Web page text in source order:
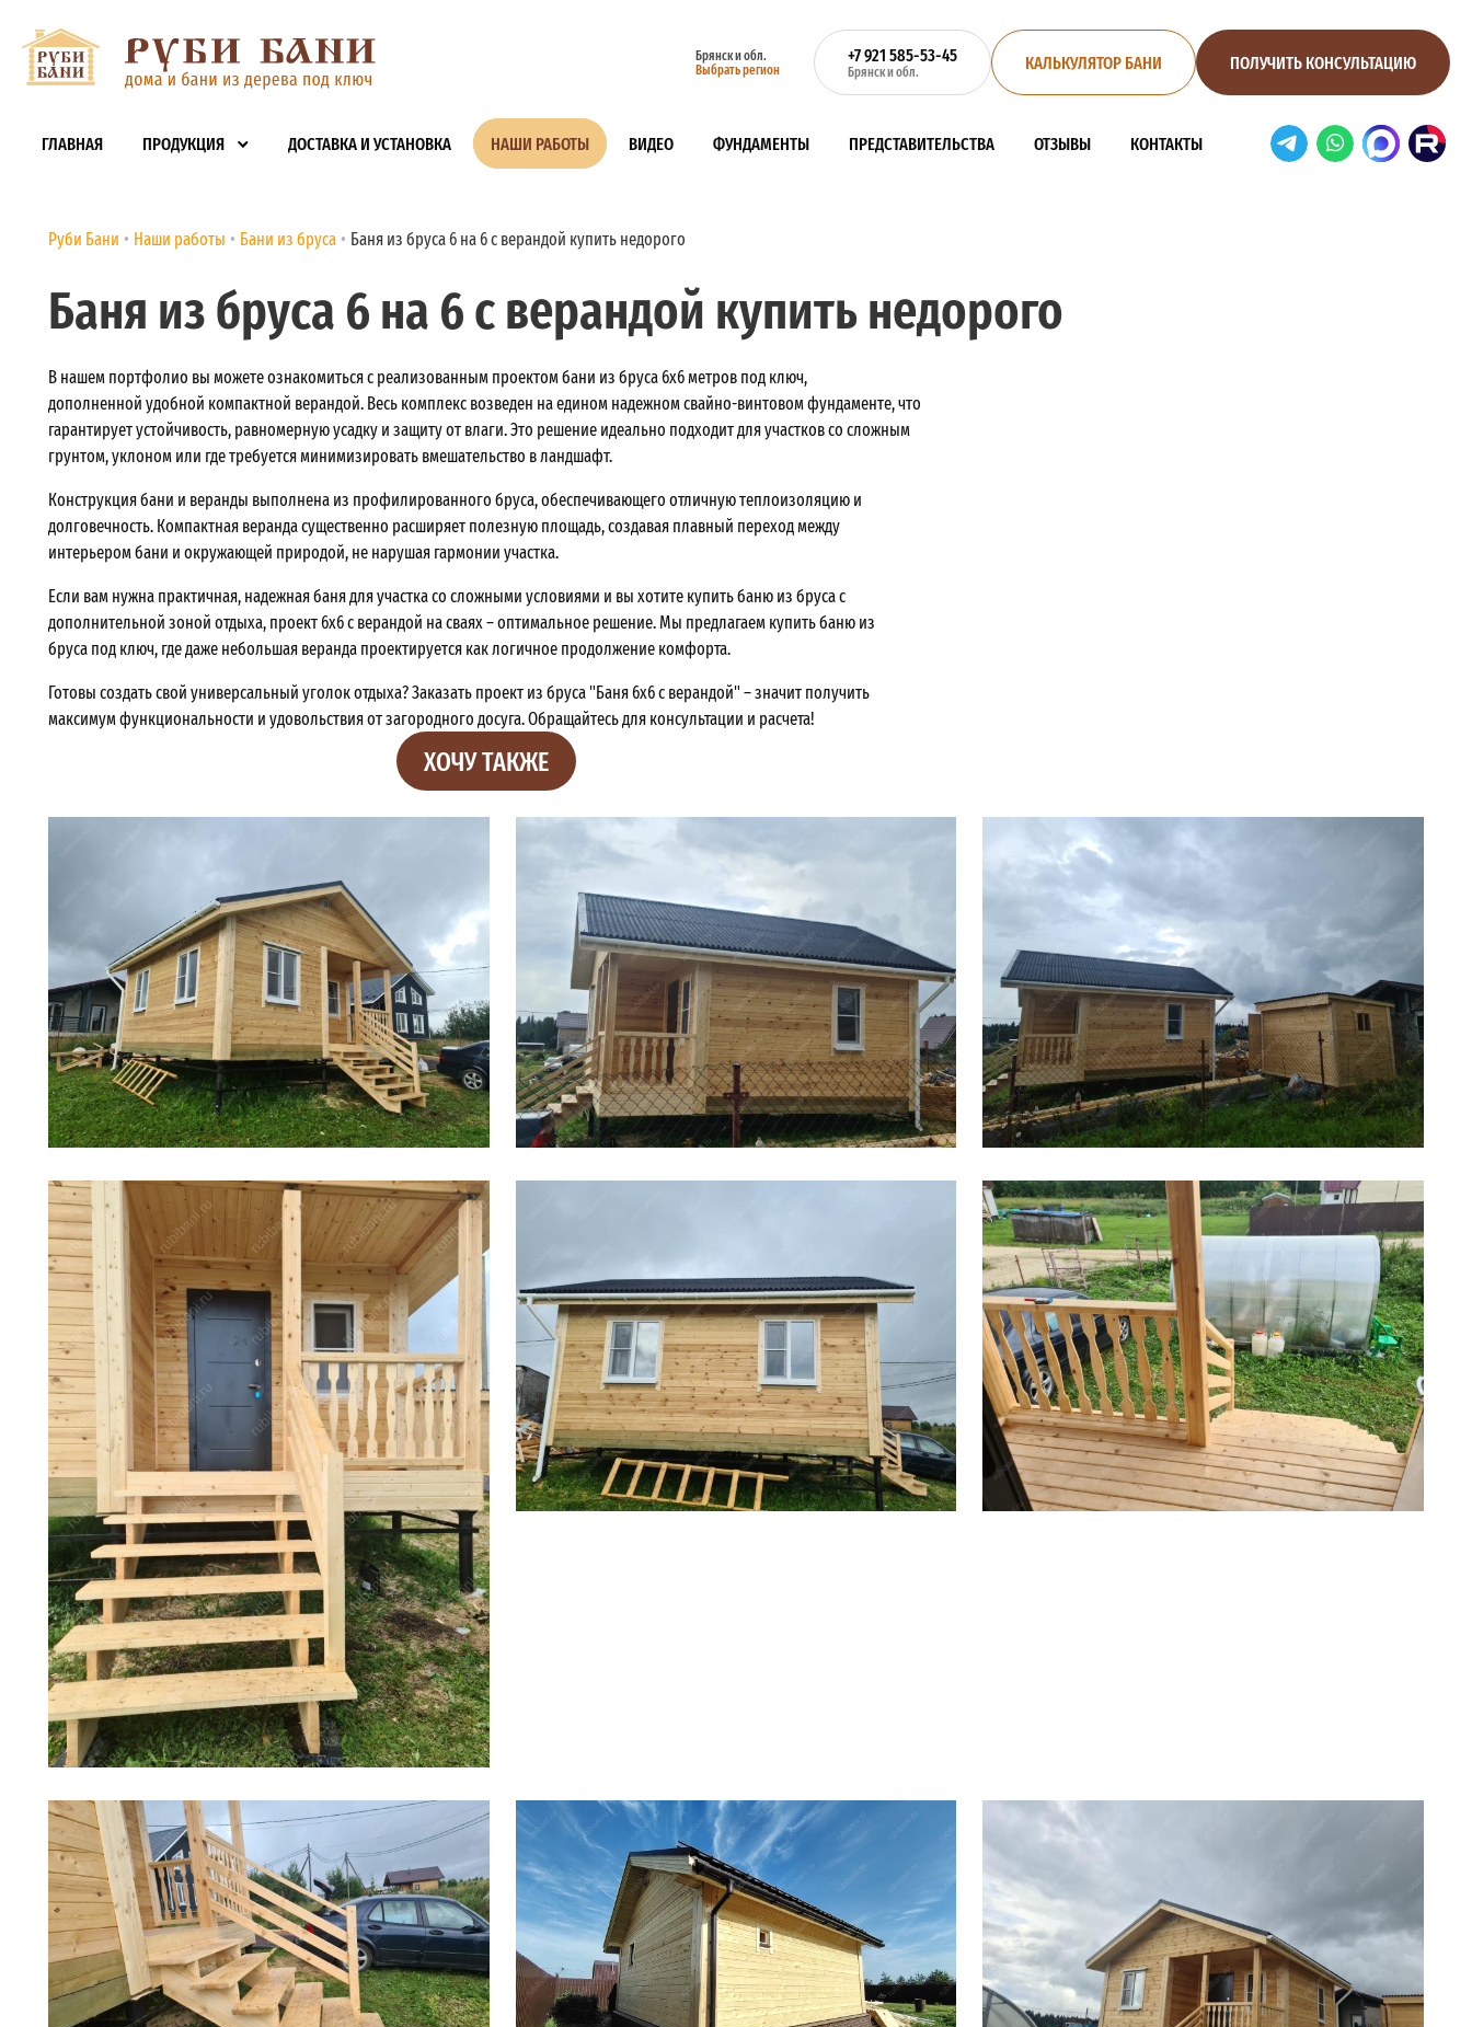
Брянск и обл.
Выбрать регион
+7 921 585-53-45
Брянск и обл. КАЛЬКУЛЯТОР БАНИ ПОЛУЧИТЬ КОНСУЛЬТАЦИЮ
ГЛАВНАЯ ПРОДУКЦИЯ ДОСТАВКА И УСТАНОВКА НАШИ РАБОТЫ ВИДЕО ФУНДАМЕНТЫ ПРЕДСТАВИТЕЛЬСТВА ОТЗЫВЫ КОНТАКТЫ
Руби Бани Наши работы Бани из бруса Баня из бруса 6 на 6 с верандой купить недорого
Баня из бруса 6 на 6 с верандой купить недорого
В нашем портфолио вы можете ознакомиться с реализованным проектом бани из бруса 6х6 метров под ключ,
дополненной удобной компактной верандой. Весь комплекс возведен на едином надежном свайно-винтовом фундаменте, что
гарантирует устойчивость, равномерную усадку и защиту от влаги. Это решение идеально подходит для участков со сложным
грунтом, уклоном или где требуется минимизировать вмешательство в ландшафт.
Конструкция бани и веранды выполнена из профилированного бруса, обеспечивающего отличную теплоизоляцию и
долговечность. Компактная веранда существенно расширяет полезную площадь, создавая плавный переход между
интерьером бани и окружающей природой, не нарушая гармонии участка.
Если вам нужна практичная, надежная баня для участка со сложными условиями и вы хотите купить баню из бруса с
дополнительной зоной отдыха, проект 6х6 с верандой на сваях – оптимальное решение. Мы предлагаем купить баню из
бруса под ключ, где даже небольшая веранда проектируется как логичное продолжение комфорта.
Готовы создать свой универсальный уголок отдыха? Заказать проект из бруса "Баня 6х6 с верандой" – значит получить
максимум функциональности и удовольствия от загородного досуга. Обращайтесь для консультации и расчета!
ХОЧУ ТАКЖЕ